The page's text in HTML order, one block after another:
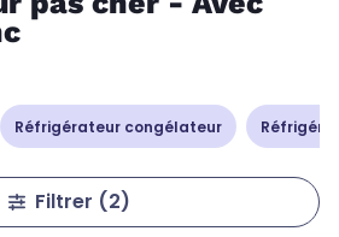
Réfrigérateur congélateur
Filtrer (2)